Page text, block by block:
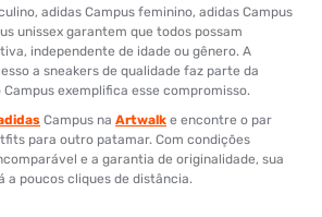
adidas Campus feminino, adidas Campus
unissex garantem que todos possam
independente de idade ou gênero. A
a sneakers de qualidade faz parte da
exemplifica esse compromisso.
Campus na Artwalk e encontre o par
para outro patamar. Com condições
e a garantia de originalidade, sua
a poucos cliques de distância.